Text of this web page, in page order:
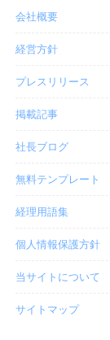
会社概要
経営方針
プレスリリース
掲載記事
社長ブログ
無料テンプレート
経理用語集
個人情報保護方針
当サイトについて
サイトマップ